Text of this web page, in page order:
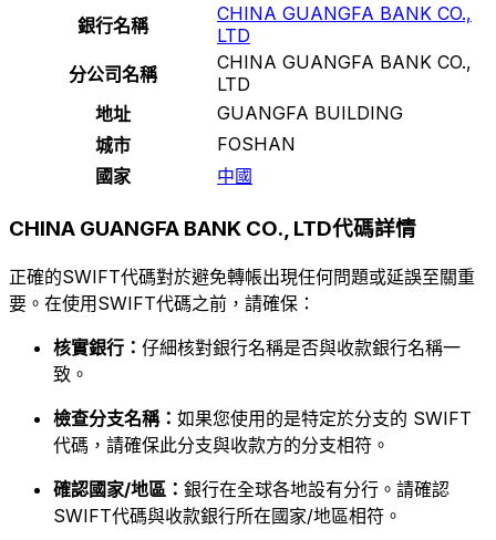
銀行名稱
CHINA GUANGFA BANK CO.,
LTD
分公司名稱
CHINA GUANGFA BANK CO.,
LTD
地址
GUANGFA BUILDING
城市
FOSHAN
國家
中國
CHINA GUANGFA BANK CO., LTD代碼詳情
正確的SWIFT代碼對於避免轉帳出現任何問題或延誤至關重
要。在使用SWIFT代碼之前，請確保：
核實銀行： 仔細核對銀行名稱是否與收款銀行名稱一
致。
檢查分支名稱： 如果您使用的是特定於分支的 SWIFT
代碼，請確保此分支與收款方的分支相符。
確認國家/地區： 銀行在全球各地設有分行。請確認
SWIFT代碼與收款銀行所在國家/地區相符。